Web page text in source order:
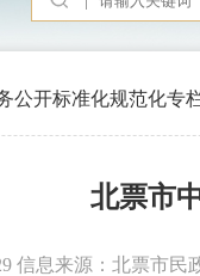
公开标准化规范化专
北票市
信息来源：北票市